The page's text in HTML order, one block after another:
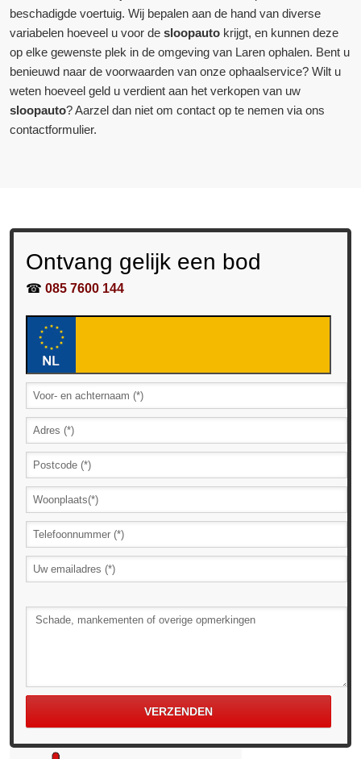
beschadigde voertuig. Wij bepalen aan de hand van diverse
variabelen hoeveel u voor de sloopauto krijgt, en kunnen deze
op elke gewenste plek in de omgeving van Laren ophalen. Bent u
benieuwd naar de voorwaarden van onze ophaalservice? Wilt u
weten hoeveel geld u verdient aan het verkopen van uw
sloopauto? Aarzel dan niet om contact op te nemen via ons
contactformulier.
Ontvang gelijk een bod
☎ 085 7600 144